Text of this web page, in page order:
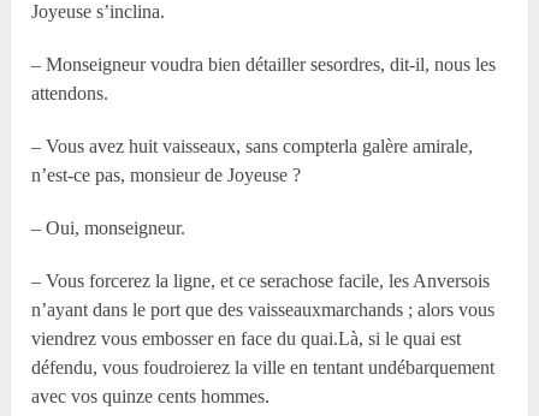
Joyeuse s’inclina.
– Monseigneur voudra bien détailler sesordres, dit-il, nous les
attendons.
– Vous avez huit vaisseaux, sans compterla galère amirale,
n’est-ce pas, monsieur de Joyeuse ?
– Oui, monseigneur.
– Vous forcerez la ligne, et ce serachose facile, les Anversois
n’ayant dans le port que des vaisseauxmarchands ; alors vous
viendrez vous embosser en face du quai.Là, si le quai est
défendu, vous foudroierez la ville en tentant undébarquement
avec vos quinze cents hommes.